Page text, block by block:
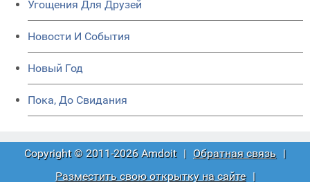
Угощения Для Друзей
Новости И События
Новый Год
Пока, До Свидания
Copyright © 2011-2026 Amdoit | Обратная связь |
Разместить свою открытку на сайте
|